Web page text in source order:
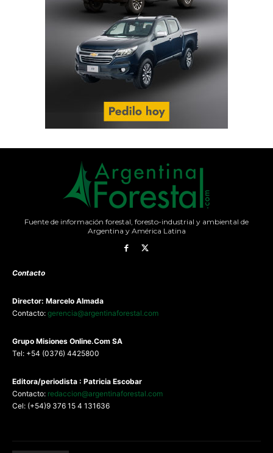
Fuente de información forestal, foresto-industrial y ambiental de
Argentina y América Latina
Contacto
Director: Marcelo Almada
Contacto: gerencia@argentinaforestal.com
Grupo Misiones Online.Com SA
Tel: +54 (0376) 4425800
Editora/periodista : Patricia Escobar
Contacto: redaccion@argentinaforestal.com
Cel: (+54)9 376 15 4 131636